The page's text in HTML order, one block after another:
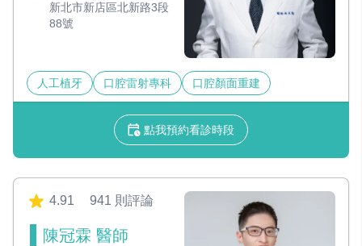
新北市新店區北新路3段
88號
人工植牙 口腔雷射專科 口腔顏面重建
點我預約看診時段
4.91 941 則評論
陳冠霖 醫師